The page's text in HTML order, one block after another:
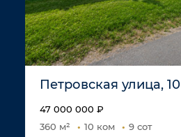
Петровская улица, 10
47 000 000 ₽
360 м²
10 ком 9 сот